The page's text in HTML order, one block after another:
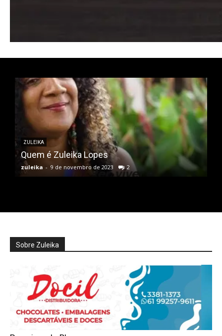
ZULEIKA
Quem é Zuleika Lopes
zuleika - 9 de novembro de 2023 2
Sobre Zuleika